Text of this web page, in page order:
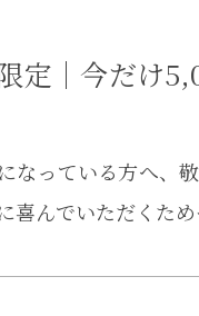
定｜今だけ
っている方へ、
喜んでいただくた